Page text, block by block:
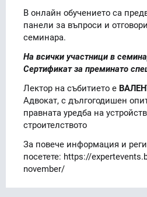
В онлайн обучението са
панели за въпроси и
семинара.
На всички участници в
Сертификат за преминато
Лектор на събитието е
Aдвокат, с дългогодишен
правната уредба на
строителството
За повече информация и
посетете: https://
november/